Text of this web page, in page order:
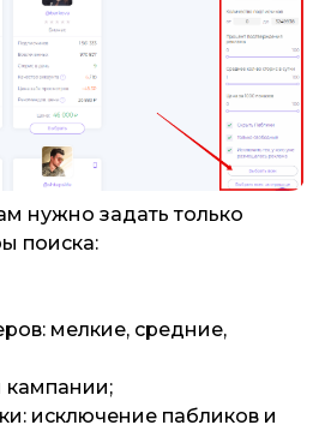
нужно задать только
поиска:
мелкие, средние,
исключение пабликов и